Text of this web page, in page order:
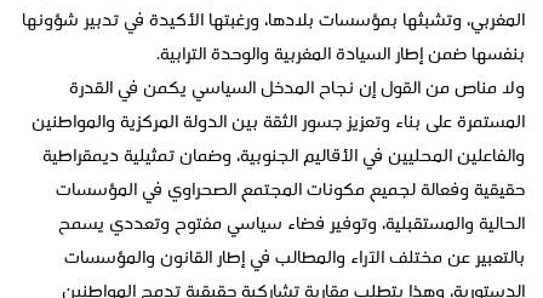
المغربي، وتشبثها بمؤسسات بلادها، ورغبتها الأكيدة في تدبير شؤونها
بنفسها ضمن إطار السيادة المغربية والوحدة الترابية.
ولا مناص من القول إن نجاح المدخل السياسي يكمن في القدرة
المستمرة على بناء وتعزيز جسور الثقة بين الدولة المركزية والمواطنين
والفاعلين المحليين في الأقاليم الجنوبية، وضمان تمثيلية ديمقراطية
حقيقية وفعالة لجميع مكونات المجتمع الصحراوي في المؤسسات
الحالية والمستقبلية، وتوفير فضاء سياسي مفتوح وتعددي يسمح
بالتعبير عن مختلف الآراء والمطالب في إطار القانون والمؤسسات